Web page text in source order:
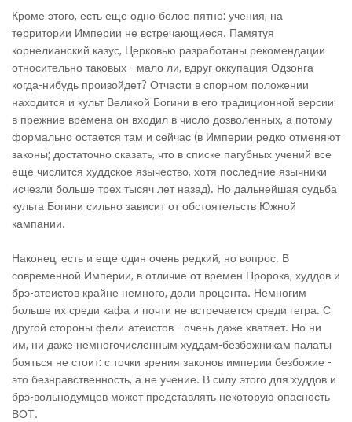
Кроме этого, есть еще одно белое пятно: учения, на
территории Империи не встречающиеся. Памятуя
корнелианский казус, Церковью разработаны рекомендации
относительно таковых - мало ли, вдруг оккупация Одзонга
когда-нибудь произойдет? Отчасти в спорном положении
находится и культ Великой Богини в его традиционной версии:
в прежние времена он входил в число дозволенных, а потому
формально остается там и сейчас (в Империи редко отменяют
законы; достаточно сказать, что в списке пагубных учений все
еще числится худдское язычество, хотя последние язычники
исчезли больше трех тысяч лет назад). Но дальнейшая судьба
культа Богини сильно зависит от обстоятельств Южной
кампании.
Наконец, есть и еще один очень редкий, но вопрос. В
современной Империи, в отличие от времен Пророка, худдов и
брэ-атеистов крайне немного, доли процента. Немногим
больше их среди кафа и почти не встречается среди гегра. С
другой стороны фели-атеистов - очень даже хватает. Но ни
им, ни даже немногочисленным худдам-безбожникам палаты
бояться не стоит: с точки зрения законов империи безбожие -
это безнравственность, а не учение. В силу этого для худдов и
брэ-вольнодумцев может представлять некоторую опасность
ВОТ.